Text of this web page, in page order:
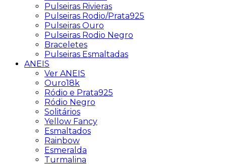
Pulseiras Rivieras
Pulseiras Rodio/Prata925
Pulseiras Ouro
Pulseiras Rodio Negro
Braceletes
Pulseiras Esmaltadas
ANEIS
Ver ANEIS
Ouro18k
Ródio e Prata925
Ródio Negro
Solitários
Yellow Fancy
Esmaltados
Rainbow
Esmeralda
Turmalina